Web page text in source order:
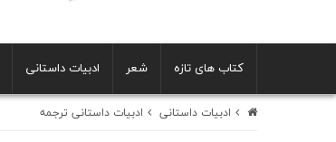
کتاب های تازه شعر ادبیات داستانی
ادبیات داستانی ادبیات داستانی ترجمه